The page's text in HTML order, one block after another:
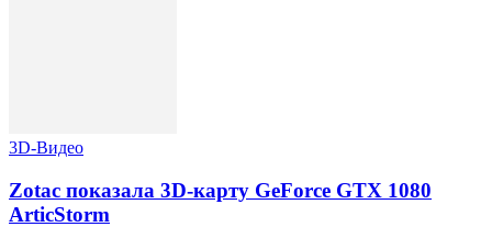
3D-Видео
Zotac показала 3D-карту GeForce GTX 1080
ArticStorm